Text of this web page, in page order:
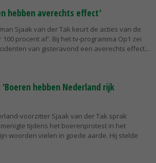
hebben averechts effect'
Sjaak van der Tak keurt de acties van de
procent af'. Bij het tv-programma Op1 zei
van gisteravond een averechts effect...
'Boeren hebben Nederland rijk
voorzitter Sjaak van der Tak sprak
tijdens het boerenprotest in het
woorden vielen in goede aarde. Hij stelde